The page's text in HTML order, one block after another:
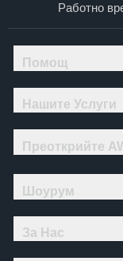
Работно
Помощ
Нашите Услуги
Преоткрийте
Шоурум
За Нас